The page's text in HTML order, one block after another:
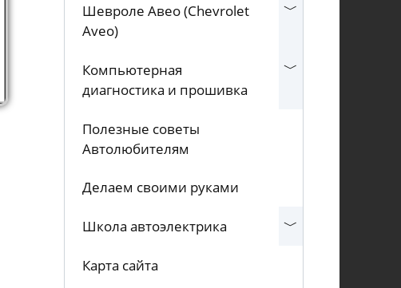
Шевроле Авео (Chevrolet
Aveo)
Компьютерная
диагностика и прошивка
Полезные советы
Автолюбителям
Делаем своими руками
Школа автоэлектрика
Карта сайта